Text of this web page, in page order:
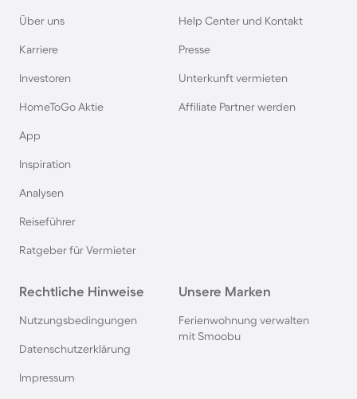
Über uns
Karriere
Investoren
HomeToGo Aktie
App
Inspiration
Analysen
Reiseführer
Ratgeber für Vermieter
Help Center und Kontakt
Presse
Unterkunft vermieten
Affiliate Partner werden
Rechtliche Hinweise
Nutzungsbedingungen
Datenschutzerklärung
Impressum
Unsere Marken
Ferienwohnung verwalten
mit Smoobu